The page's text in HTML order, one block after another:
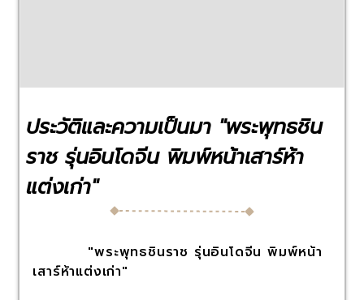
ประวัติและความเป็นมา "พระพุทธชิน
ราช รุ่นอินโดจีน พิมพ์หน้าเสาร์ห้า
แต่งเก่า"
"พระพุทธชินราช รุ่นอินโดจีน พิมพ์หน้า
เสาร์ห้าแต่งเก่า"